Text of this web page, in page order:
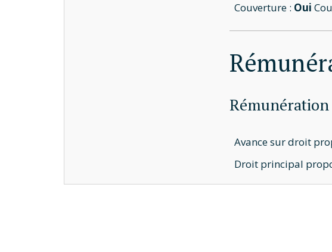
Couverture : Oui
Avance sur droit
Droit principal